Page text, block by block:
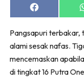
Share
on
Pangsapuri terbakar,
alami sesak nafas.
mencemaskan
di tingkat 16 Putra